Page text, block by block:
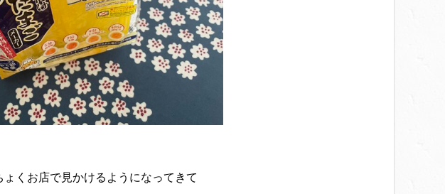
くお店で見かけるようになってきて